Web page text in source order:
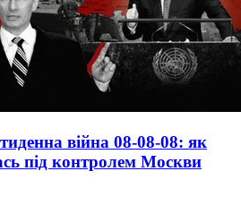
війна 08-08-08: як
під контролем Москви